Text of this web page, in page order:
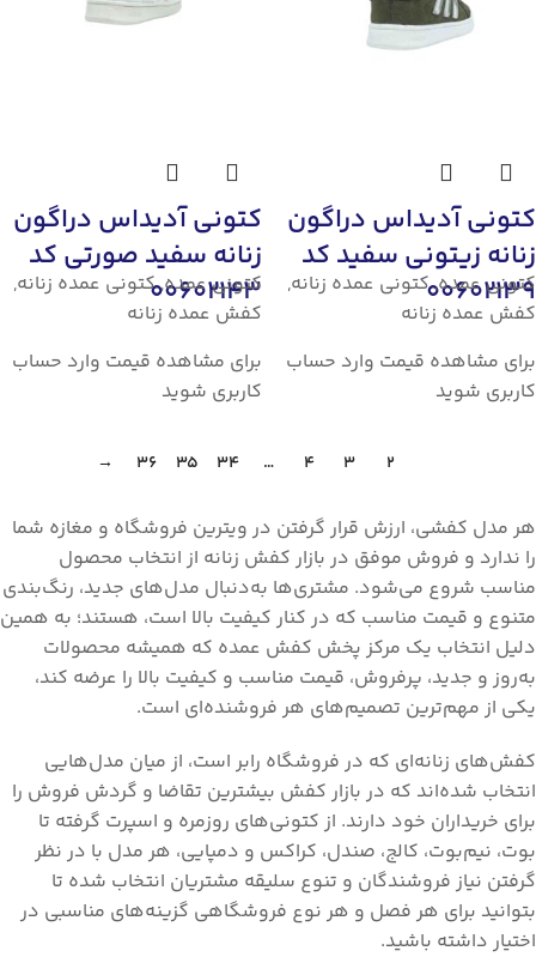
کتونی آدیداس دراگون
زنانه زیتونی سفید کد
00602139
کتونی عمده,کتونی عمده زنانه,
کفش عمده زنانه
برای مشاهده قیمت وارد حساب
کاربری شوید
کتونی آدیداس دراگون
زنانه سفید صورتی کد
00602143
کتونی عمده,کتونی عمده زنانه,
کفش عمده زنانه
برای مشاهده قیمت وارد حساب
کاربری شوید
2
3
4
…
34
35
36
→
هر مدل کفشی، ارزش قرار گرفتن در ویترین فروشگاه و مغازه شما
را ندارد و فروش موفق در بازار کفش زنانه از انتخاب محصول
مناسب شروع می‌شود. مشتری‌ها به‌دنبال مدل‌های جدید، رنگ‌بندی
متنوع و قیمت مناسب که در کنار کیفیت بالا است، هستند؛ به همین
دلیل انتخاب یک مرکز پخش کفش عمده که همیشه محصولات
به‌روز و جدید، پرفروش، قیمت مناسب و کیفیت بالا را عرضه کند،
یکی از مهم‌ترین تصمیم‌های هر فروشنده‌ای است.
کفش‌های زنانه‌ای که در فروشگاه رابر است، از میان مدل‌هایی
انتخاب شده‌اند که در بازار کفش بیشترین تقاضا و گردش فروش را
برای خریداران خود دارند. از کتونی‌های روزمره و اسپرت گرفته تا
بوت، نیم‌بوت، کالج، صندل، کراکس و دمپایی، هر مدل با در نظر
گرفتن نیاز فروشندگان و تنوع سلیقه مشتریان انتخاب شده تا
بتوانید برای هر فصل و هر نوع فروشگاهی گزینه‌های مناسبی در
اختیار داشته باشید.